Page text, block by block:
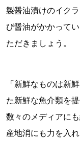
製醤油漬けのイク
び醤油がかかって
ただきましょう。
「新鮮なものは新
た新鮮な魚介類を
数々のメディアに
産地消にも力を入